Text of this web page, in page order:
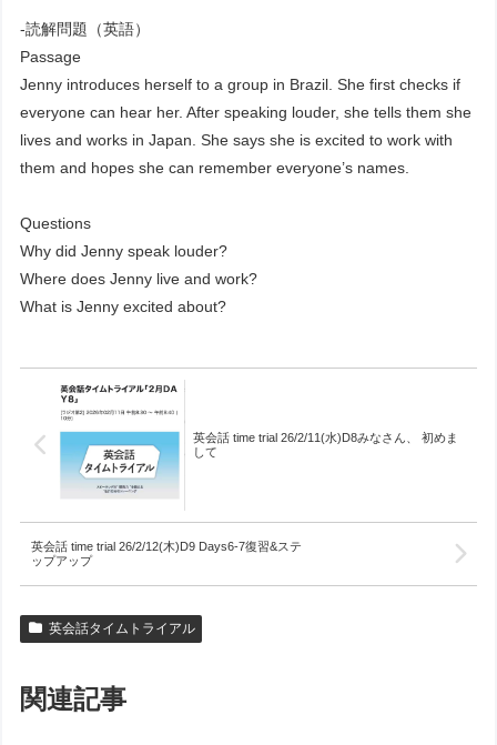
-読解問題（英語）
Passage
Jenny introduces herself to a group in Brazil. She first checks if
everyone can hear her. After speaking louder, she tells them she
lives and works in Japan. She says she is excited to work with
them and hopes she can remember everyone’s names.
Questions
Why did Jenny speak louder?
Where does Jenny live and work?
What is Jenny excited about?
英会話 time trial 26/2/11(水)D8みなさん、 初めま
して
英会話 time trial 26/2/12(木)D9 Days6-7復習&ステ
ップアップ
英会話タイムトライアル
関連記事